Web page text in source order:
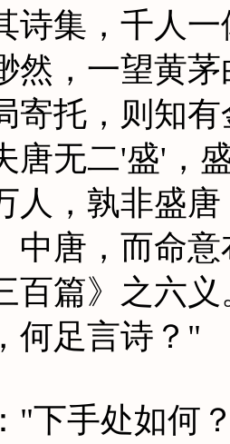
诗集，千人
然，一望黄
寄托，则知
唐无二'盛'，
人，孰非盛
中唐，而命
百篇》之六
何足言诗？"
手处如何？